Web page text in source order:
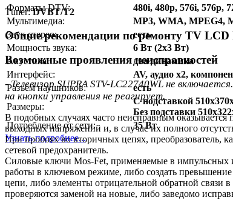
Форматы DTV:
480i, 480p, 576i, 576p,
Мультимедиа:
MP3, WMA, MPEG4,
Звук стерео:
есть
Мощность звука:
6 Вт (2x3 Вт)
Акустика:
два динамика
Интерфейс:
AV, аудио x2,
Разъём наушников:
есть
Размеры:
C подставкой
Без подставки
Потребление от сети:
35 Вт
Узнать подробнее...
Тuner:DVBT/T2
Общие рекомендации по ремонту TV LCD
Возможные проявления неисправностей
- Телевизор SUPRA STV-LC22740WL не
на кнопки управления не реагирует.
В подобных случаях часто неисправным
выходных напряжений и, в случае их полного
При пробоях во вторичных цепях, преобразователь,
сетевой предохранитель.
Силовые ключи Mos-Fet, применяемые в импульсных
работы в ключевом режиме, либо создать
цепи, либо элементы отрицательной обратной
проверяются заменой на новые, либо заведомо